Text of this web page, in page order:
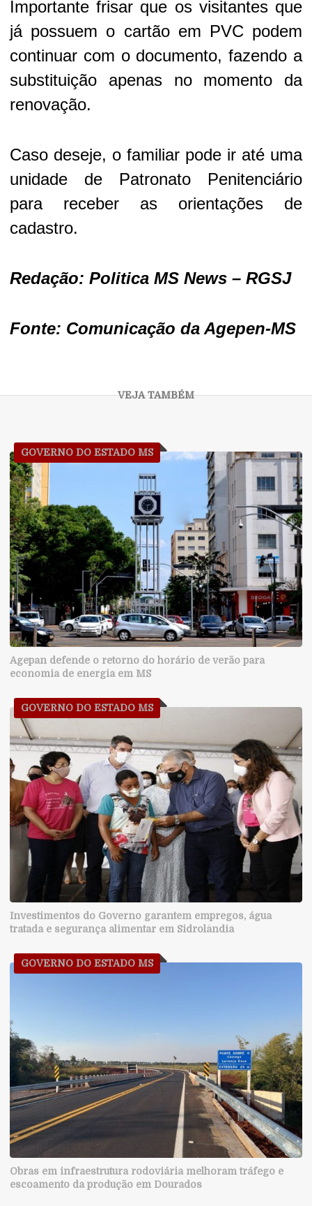
Importante frisar que os visitantes que
já possuem o cartão em PVC podem
continuar com o documento, fazendo a
substituição apenas no momento da
renovação.
Caso deseje, o familiar pode ir até uma
unidade de Patronato Penitenciário
para receber as orientações de
cadastro.
Redação: Politica MS News – RGSJ
Fonte: Comunicação da Agepen-MS
GOVERNO DO ESTADO MS
Agepan defende o retorno do horário de verão para
economia de energia em MS
GOVERNO DO ESTADO MS
Investimentos do Governo garantem empregos, água
tratada e segurança alimentar em Sidrolândia
GOVERNO DO ESTADO MS
Obras em infraestrutura rodoviária melhoram tráfego e
escoamento da produção em Dourados